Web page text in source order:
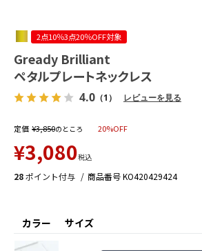
2点10％3点20％OFF対象
Gready Brilliant
ペタルプレートネックレス
4.0 （1） レビューを見る
定価 ¥3,850のところ 20%OFF
¥3,080税込
28ポイント付与 商品番号KO420429424
サイズ
カラー